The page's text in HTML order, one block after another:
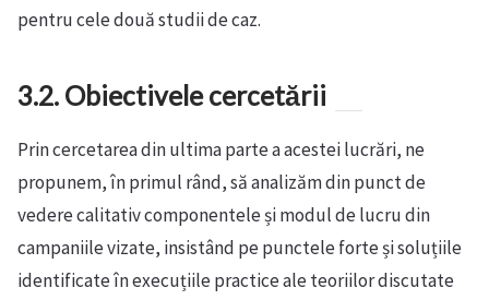
pentru cele două studii de caz.
3.2. Obiectivele cercetării
Prin cercetarea din ultima parte a acestei lucrări, ne
propunem, în primul rând, să analizăm din punct de
vedere calitativ componentele și modul de lucru din
campaniile vizate, insistând pe punctele forte și soluțiile
identificate în execuțiile practice ale teoriilor discutate